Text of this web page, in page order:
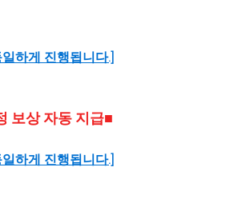
하게 진행됩니다.]
보상 자동 지급■
하게 진행됩니다.]